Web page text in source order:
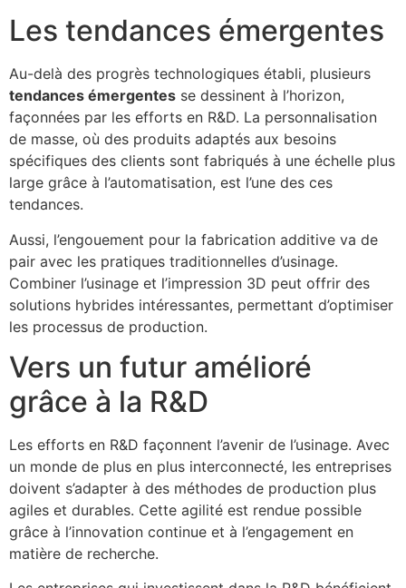
Les tendances émergentes
Au-delà des progrès technologiques établi, plusieurs
tendances émergentes se dessinent à l’horizon,
façonnées par les efforts en R&D. La personnalisation
de masse, où des produits adaptés aux besoins
spécifiques des clients sont fabriqués à une échelle plus
large grâce à l’automatisation, est l’une des ces
tendances.
Aussi, l’engouement pour la fabrication additive va de
pair avec les pratiques traditionnelles d’usinage.
Combiner l’usinage et l’impression 3D peut offrir des
solutions hybrides intéressantes, permettant d’optimiser
les processus de production.
Vers un futur amélioré
grâce à la R&D
Les efforts en R&D façonnent l’avenir de l’usinage. Avec
un monde de plus en plus interconnecté, les entreprises
doivent s’adapter à des méthodes de production plus
agiles et durables. Cette agilité est rendue possible
grâce à l’innovation continue et à l’engagement en
matière de recherche.